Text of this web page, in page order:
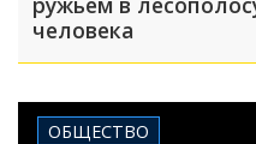
человека
ОБЩЕСТВО